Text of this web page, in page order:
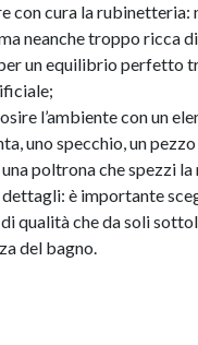
con cura la rubinetteria:
neanche troppo ricca
un equilibrio perfetto
l’ambiente con un
uno specchio, un
poltrona che spezzi
è importante
qualità che da soli
del bagno.